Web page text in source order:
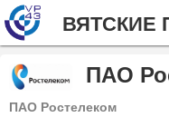
ВЯТСКИЕ
ПАО
ПАО Ростелеком